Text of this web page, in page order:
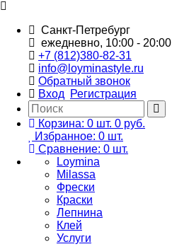
Санкт-Петребург
ежедневно, 10:00 - 20:00
+7 (812)380-82-31
info@loyminastyle.ru
Обратный звонок
Вход
Регистрация
Корзина: 0 шт. 0 руб.
Избранное: 0 шт.
Сравнение: 0 шт.
Loymina
Milassa
Фрески
Краски
Лепнина
Клей
Услуги